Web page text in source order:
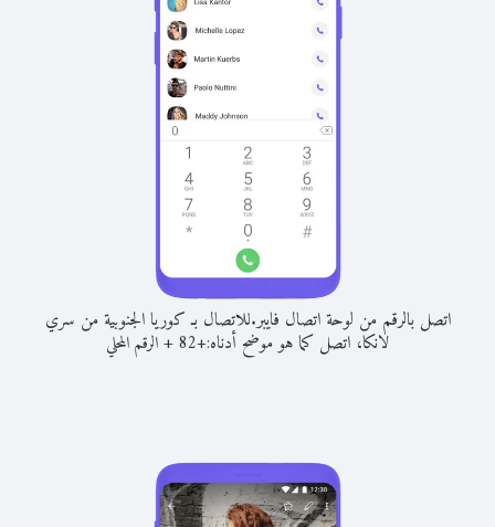
اتصل بالرقم من لوحة اتصال فايبر.للاتصال بـ كوريا الجنوبية من سري
لانكا، اتصل كما هو موضح أدناه:+
82
+الرقم المحلي